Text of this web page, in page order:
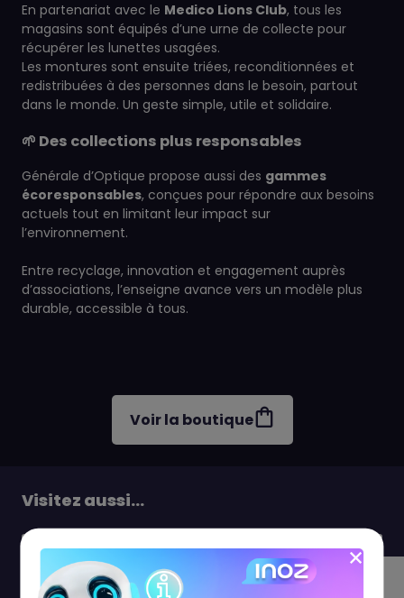
En partenariat avec le Medico Lions Club, tous les
magasins sont équipés d’une urne de collecte pour
récupérer les lunettes usagées.
Les montures sont ensuite triées, reconditionnées et
redistribuées à des personnes dans le besoin, partout
dans le monde. Un geste simple, utile et solidaire.
🌱 Des collections plus responsables
Générale d’Optique propose aussi des gammes
écoresponsables, conçues pour répondre aux besoins
actuels tout en limitant leur impact sur
l’environnement.
Entre recyclage, innovation et engagement auprès
d’associations, l’enseigne avance vers un modèle plus
durable, accessible à tous.
Voir la boutique
Visitez aussi...